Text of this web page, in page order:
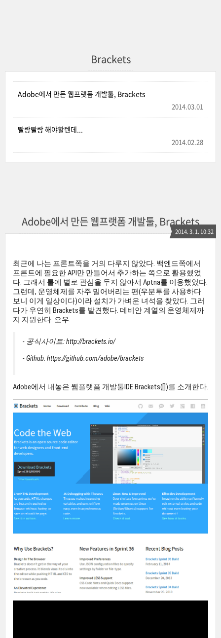
Brackets
Adobe에서 만든 웹프랫폼 개발툴, Brackets
2014.03.01
빨랑빨랑 해야할텐데...
2014.02.28
Adobe에서 만든 웹프랫폼 개발툴, Brackets
2014. 3. 1. 10:32
최근에 나는 프론트쪽을 거의 다루지 않았다. 백엔드쪽에서
프론트에 필요한 API만 만들어서 추가하는 쪽으로 활용했었
다. 그래서 툴에 별로 관심을 두지 않아서 Aptna를 이용했었다.
그런데, 운영체제를 자주 밀어버리는 편(우분투를 사용하다
보니 이게 일상이다)이라 설치가 가벼운 녀석을 찾았다. 그러
다가 우연히 Brackets를 발견했다. 데비안 계열의 운영체제까
지 지원한다. 오우.
- 공식사이트: http://brackets.io/
- Github: https://github.com/adobe/brackets
Adobe에서 내놓은 웹플랫폼 개발툴IDE Brackets([])를 소개한다.